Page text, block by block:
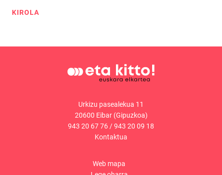
KIROLA
Urkizu pasealekua 11
20600 Eibar (Gipuzkoa)
943 20 67 76/943 20 09 18
Kontaktua
Web mapa